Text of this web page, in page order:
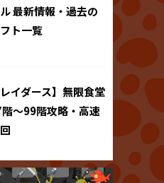
最新情報・過去の
ト一覧
レイダース】無限食堂
～99階攻略・高速